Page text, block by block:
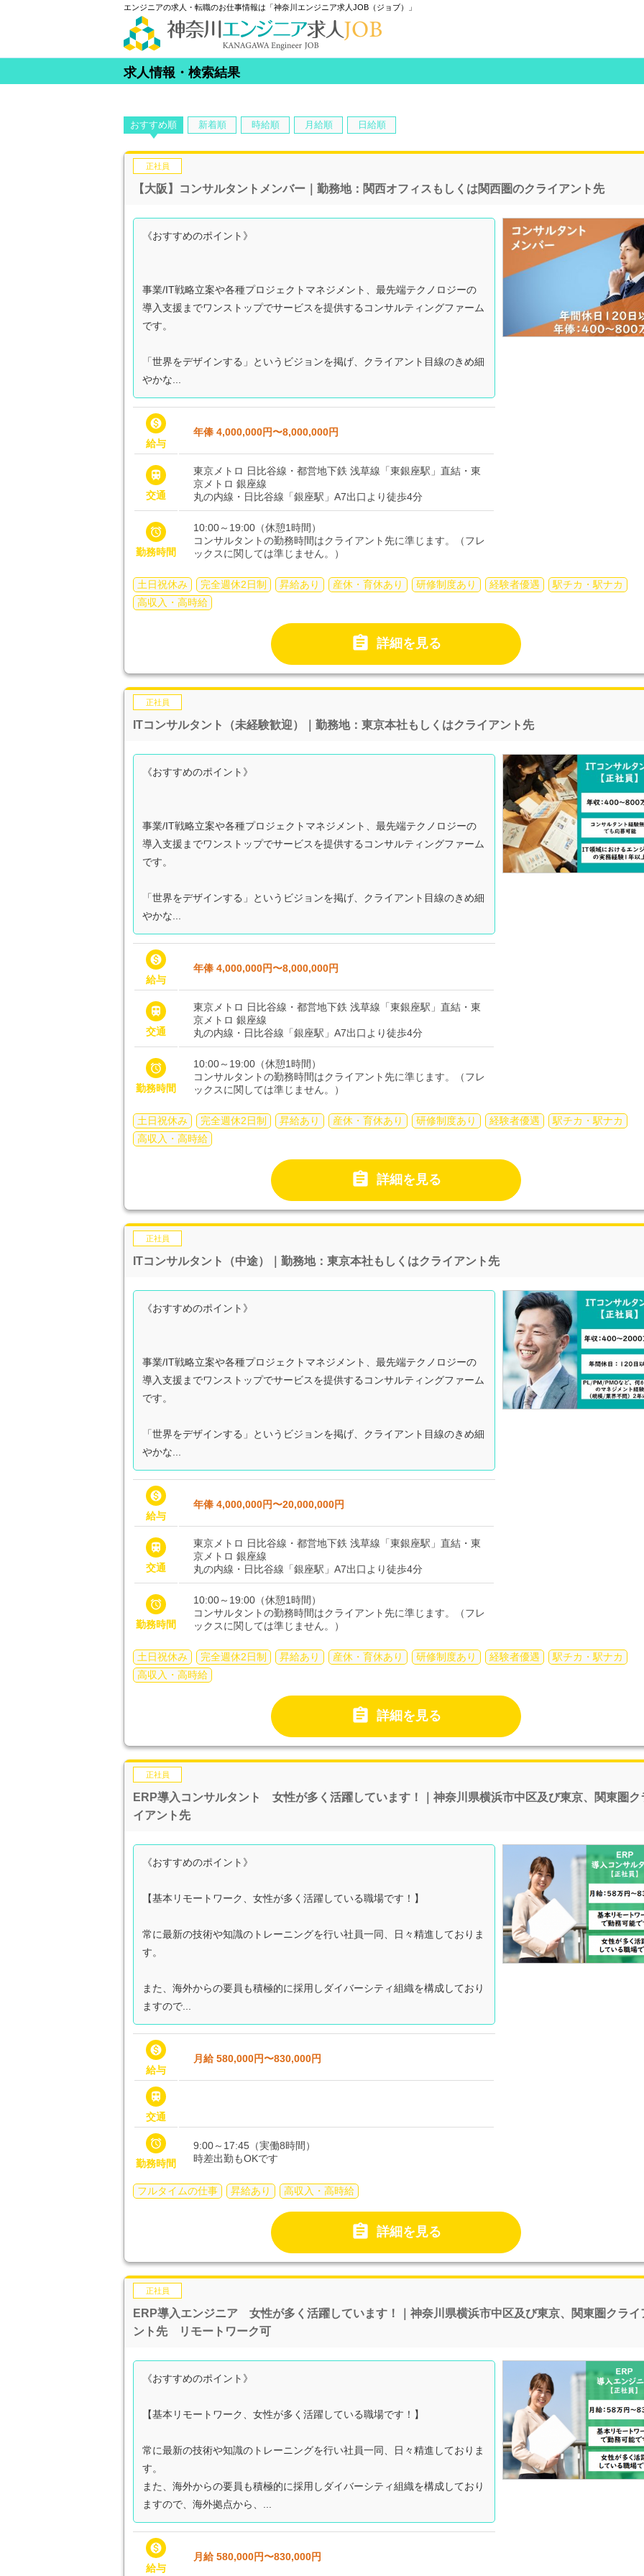
エンジニアの求人・転職のお仕事情報は「神奈川エンジニア求人JOB（ジョブ）」
求人情報・検索結果
おすすめ順 新着順 時給順 月給順 日給順
正社員
【大阪】コンサルタントメンバー｜勤務地：関西オフィスもしくは関西圏のクライアント先
《おすすめのポイント》
事業/IT戦略立案や各種プロジェクトマネジメント、最先端テクノロジーの
導入支援までワンストップでサービスを提供するコンサルティングファーム
です。
「世界をデザインする」というビジョンを掲げ、クライアント目線のきめ細
やかな...

給与
年俸 4,000,000円〜8,000,000円

交通
東京メトロ 日比谷線・都営地下鉄 浅草線「東銀座駅」直結・東
京メトロ 銀座線
丸の内線・日比谷線「銀座駅」A7出口より徒歩4分

勤務時間
10:00～19:00（休憩1時間）
コンサルタントの勤務時間はクライアント先に準じます。（フレ
ックスに関しては準じません。）
土日祝休み 完全週休2日制 昇給あり 産休・育休あり 研修制度あり 経験者優遇
駅チカ・駅ナカ
高収入・高時給
 詳細を見る
正社員
ITコンサルタント（未経験歓迎）｜勤務地：東京本社もしくはクライアント先
《おすすめのポイント》
事業/IT戦略立案や各種プロジェクトマネジメント、最先端テクノロジーの
導入支援までワンストップでサービスを提供するコンサルティングファーム
です。
「世界をデザインする」というビジョンを掲げ、クライアント目線のきめ細
やかな...

給与
年俸 4,000,000円〜8,000,000円

交通
東京メトロ 日比谷線・都営地下鉄 浅草線「東銀座駅」直結・東
京メトロ 銀座線
丸の内線・日比谷線「銀座駅」A7出口より徒歩4分

勤務時間
10:00～19:00（休憩1時間）
コンサルタントの勤務時間はクライアント先に準じます。（フレ
ックスに関しては準じません。）
土日祝休み 完全週休2日制 昇給あり 産休・育休あり 研修制度あり 経験者優遇
駅チカ・駅ナカ
高収入・高時給
 詳細を見る
正社員
ITコンサルタント（中途）｜勤務地：東京本社もしくはクライアント先
《おすすめのポイント》
事業/IT戦略立案や各種プロジェクトマネジメント、最先端テクノロジーの
導入支援までワンストップでサービスを提供するコンサルティングファーム
です。
「世界をデザインする」というビジョンを掲げ、クライアント目線のきめ細
やかな...

給与
年俸 4,000,000円〜20,000,000円

交通
東京メトロ 日比谷線・都営地下鉄 浅草線「東銀座駅」直結・東
京メトロ 銀座線
丸の内線・日比谷線「銀座駅」A7出口より徒歩4分

勤務時間
10:00～19:00（休憩1時間）
コンサルタントの勤務時間はクライアント先に準じます。（フレ
ックスに関しては準じません。）
土日祝休み 完全週休2日制 昇給あり 産休・育休あり 研修制度あり 経験者優遇
駅チカ・駅ナカ
高収入・高時給
 詳細を見る
正社員
ERP導入コンサルタント 女性が多く活躍しています！｜神奈川県横浜市中区及び東京、関東圏ク
イアント先
《おすすめのポイント》
【基本リモートワーク、女性が多く活躍している職場です！】
常に最新の技術や知識のトレーニングを行い社員一同、日々精進しておりま
す。
また、海外からの要員も積極的に採用しダイバーシティ組織を構成しており
ますので...

給与
月給 580,000円〜830,000円

交通

勤務時間
9:00～17:45（実働8時間）
時差出勤もOKです
フルタイムの仕事 昇給あり 高収入・高時給
 詳細を見る
正社員
ERP導入エンジニア 女性が多く活躍しています！｜神奈川県横浜市中区及び東京、関東圏クライ
ント先 リモートワーク可
《おすすめのポイント》
【基本リモートワーク、女性が多く活躍している職場です！】
常に最新の技術や知識のトレーニングを行い社員一同、日々精進しておりま
す。
また、海外からの要員も積極的に採用しダイバーシティ組織を構成しており
ますので、海外拠点から、...

給与
月給 580,000円〜830,000円